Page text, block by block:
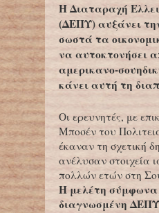
Η Διαταραχή
(ΔΕΠΥ) αυξάνει
σωστά τα
να αυτοκτονήσει
αμερικανο-
κάνει αυτή τη
Οι ερευνητές, με
Μποσέν του
έκαναν τη σχετική
ανέλυσαν στοιχεία
πολλών ετών στη
Η μελέτη
διαγνωσμένη